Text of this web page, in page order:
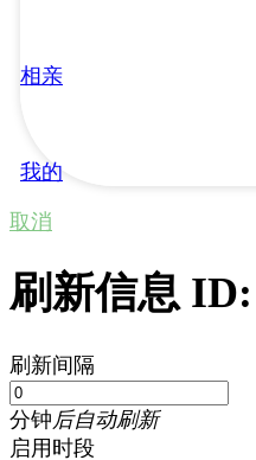
相亲
我的
取消
刷新信息 ID:
刷新间隔
分钟后自动刷新
启用时段